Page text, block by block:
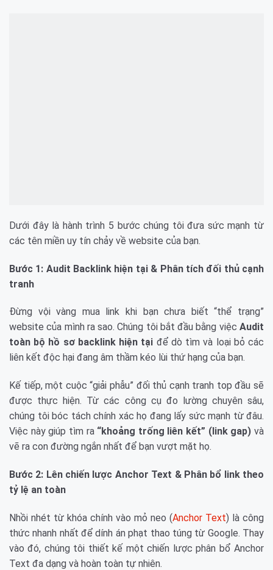
Dưới đây là hành trình 5 bước chúng tôi đưa sức mạnh từ
các tên miền uy tín chảy về website của bạn.
Bước 1: Audit Backlink hiện tại & Phân tích đối thủ cạnh
tranh
Đừng vội vàng mua link khi bạn chưa biết “thể trạng”
website của mình ra sao. Chúng tôi bắt đầu bằng việc Audit
toàn bộ hồ sơ backlink hiện tại để dò tìm và loại bỏ các
liên kết độc hại đang âm thầm kéo lùi thứ hạng của bạn.
Kế tiếp, một cuộc “giải phẫu” đối thủ cạnh tranh top đầu sẽ
được thực hiện. Từ các công cụ đo lường chuyên sâu,
chúng tôi bóc tách chính xác họ đang lấy sức mạnh từ đâu.
Việc này giúp tìm ra “khoảng trống liên kết” (link gap) và
vẽ ra con đường ngắn nhất để bạn vượt mặt họ.
Bước 2: Lên chiến lược Anchor Text & Phân bổ link theo
tỷ lệ an toàn
Nhồi nhét từ khóa chính vào mỏ neo (Anchor Text) là công
thức nhanh nhất để dính án phạt thao túng từ Google. Thay
vào đó, chúng tôi thiết kế một chiến lược phân bổ Anchor
Text đa dạng và hoàn toàn tự nhiên.